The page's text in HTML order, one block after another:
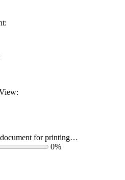
for printing…
0%